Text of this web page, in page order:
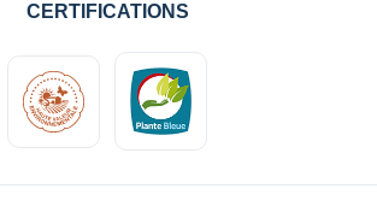
CERTIFICATIONS